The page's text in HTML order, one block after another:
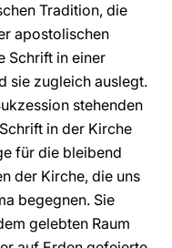
Tradition, die
apostolischen
Schrift in einer
sie zugleich auslegt.
stehenden
in der Kirche
für die bleibend
der Kirche, die uns
begegnen. Sie
gelebten Raum